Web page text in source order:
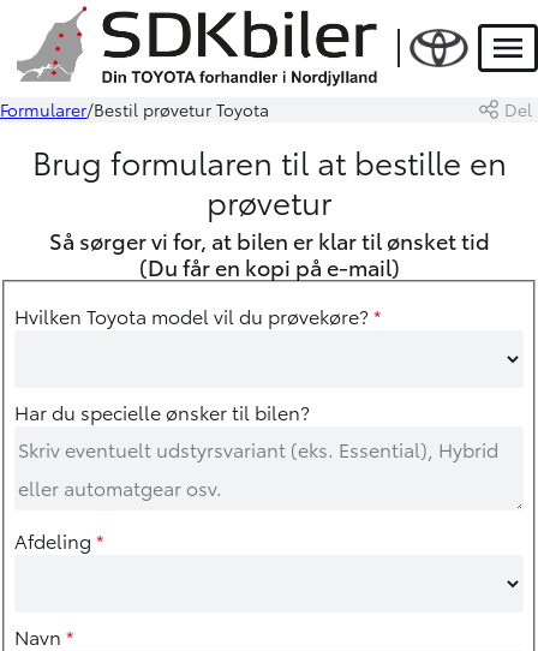
Formularer Bestil prøvetur Toyota Del
Brug formularen til at bestille en
prøvetur
Så sørger vi for, at bilen er klar til ønsket tid
(Du får en kopi på e-mail)
Hvilken Toyota model vil du prøvekøre?*
Har du specielle ønsker til bilen?
Afdeling *
Navn *